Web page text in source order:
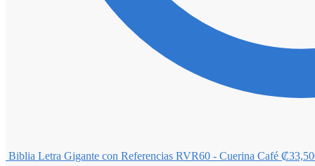
Biblia Letra Gigante con Referencias RVR60 - Cuerina Café ₡